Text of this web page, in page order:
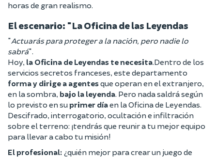
horas de gran realismo.
El escenario: "La Oficina de las Leyendas
"Actuarás para proteger a la nación, pero nadie lo
sabrá".
Hoy, la Oficina de Leyendas te necesita.Dentro de los
servicios secretos franceses, este departamento
forma y dirige a agentesque operan en el extranjero,
en la sombra, bajo la leyenda. Pero nada saldrá según
lo previsto en suprimer díaen la Oficina de Leyendas.
Descifrado, interrogatorio, ocultación e infiltración
sobre el terreno: ¡tendrás que reunir a tu mejor equipo
para llevar a cabo tu misión!
El profesional: ¿quién mejor para crear un juego de